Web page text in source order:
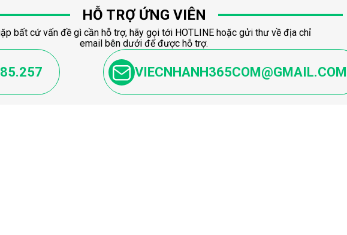
HỖ TRỢ ỨNG VIÊN
bất cứ vấn đề gì cần hỗ trợ, hãy gọi tới HOTLINE hoặc gửi thư về địa chỉ
email bên dưới để được hỗ trợ.
VIECNHANH365COM@GMAIL.COM